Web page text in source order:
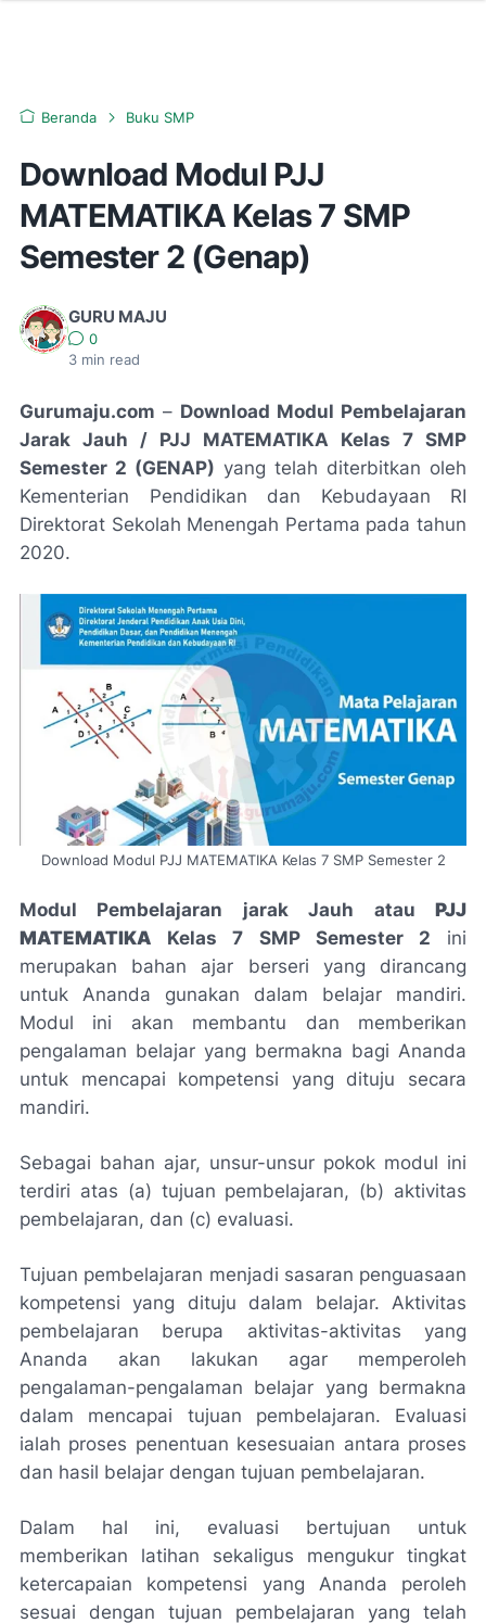
Beranda Buku SMP
Download Modul PJJ
MATEMATIKA Kelas 7 SMP
Semester 2 (Genap)
GURU MAJU
0
3 min read
Gurumaju.com – Download Modul Pembelajaran
Jarak Jauh / PJJ MATEMATIKA Kelas 7 SMP
Semester 2 (GENAP) yang telah diterbitkan oleh
Kementerian Pendidikan dan Kebudayaan RI
Direktorat Sekolah Menengah Pertama pada tahun
2020.
Download Modul PJJ MATEMATIKA Kelas 7 SMP Semester 2
Modul Pembelajaran jarak Jauh atau PJJ
MATEMATIKA Kelas 7 SMP Semester 2 ini
merupakan bahan ajar berseri yang dirancang
untuk Ananda gunakan dalam belajar mandiri.
Modul ini akan membantu dan memberikan
pengalaman belajar yang bermakna bagi Ananda
untuk mencapai kompetensi yang dituju secara
mandiri.
Sebagai bahan ajar, unsur-unsur pokok modul ini
terdiri atas (a) tujuan pembelajaran, (b) aktivitas
pembelajaran, dan (c) evaluasi.
Tujuan pembelajaran menjadi sasaran penguasaan
kompetensi yang dituju dalam belajar. Aktivitas
pembelajaran berupa aktivitas-aktivitas yang
Ananda akan lakukan agar memperoleh
pengalaman-pengalaman belajar yang bermakna
dalam mencapai tujuan pembelajaran. Evaluasi
ialah proses penentuan kesesuaian antara proses
dan hasil belajar dengan tujuan pembelajaran.
Dalam hal ini, evaluasi bertujuan untuk
memberikan latihan sekaligus mengukur tingkat
ketercapaian kompetensi yang Ananda peroleh
sesuai dengan tujuan pembelajaran yang telah